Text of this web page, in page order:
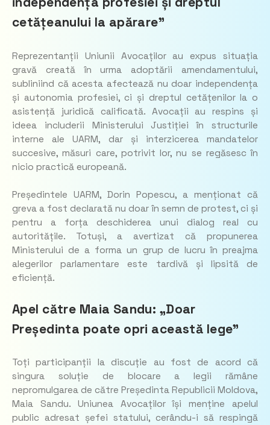
cetățeanului la apărare”
Reprezentanții Uniunii Avocaților au expus situația
gravă creată în urma adoptării amendamentului,
subliniind că acesta afectează nu doar independența
și autonomia profesiei, ci și dreptul cetățenilor la o
asistență juridică calificată. Avocații au respins și
ideea includerii Ministerului Justiției în structurile
interne ale UARM, dar și interzicerea mandatelor
succesive, măsuri care, potrivit lor, nu se regăsesc în
nicio practică europeană.
Președintele UARM, Dorin Popescu, a menționat că
greva a fost declarată nu doar în semn de protest, ci și
pentru a forța deschiderea unui dialog real cu
autoritățile. Totuși, a avertizat că propunerea
Ministerului de a forma un grup de lucru în preajma
alegerilor parlamentare este tardivă și lipsită de
eficiență.
Apel către Maia Sandu: „Doar
Președinta poate opri această lege”
Toți participanții la discuție au fost de acord că
singura soluție de blocare a legii rămâne
nepromulgarea de către Președinta Republicii Moldova,
Maia Sandu. Uniunea Avocaților își menține apelul
public adresat șefei statului, cerându-i să respingă